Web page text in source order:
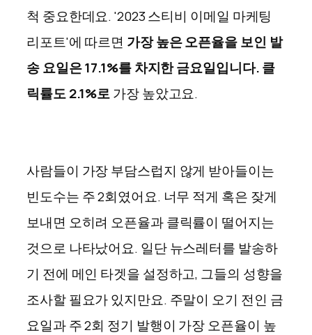
척 중요한데요. '2023 스티비 이메일 마케팅
리포트'에 따르면 가장 높은 오픈율을 보인 발
송 요일은 17.1%를 차지한 금요일입니다. 클
릭률도 2.1%로가장 높았고요.
사람들이 가장 부담스럽지 않게 받아들이는
빈도수는 주 2회였어요. 너무 적게 혹은 잦게
보내면 오히려 오픈율과 클릭률이 떨어지는
것으로 나타났어요. 일단 뉴스레터를 발송하
기 전에 메인 타겟을 설정하고, 그들의 성향을
조사할 필요가 있지만요. 주말이 오기 전인 금
요일과 주 2회 정기 발행이 가장 오픈율이 높